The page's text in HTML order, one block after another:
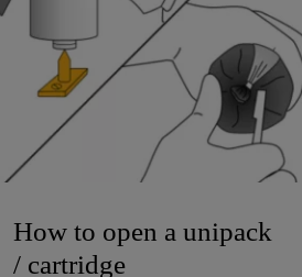
How to open a unipack
/ cartridge